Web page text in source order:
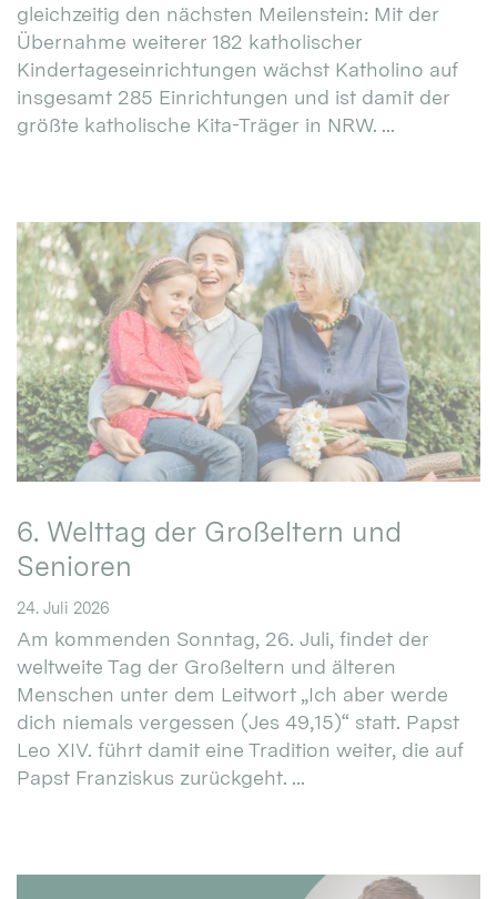
gleichzeitig den nächsten Meilenstein: Mit der
Übernahme weiterer 182 katholischer
Kindertageseinrichtungen wächst Katholino auf
insgesamt 285 Einrichtungen und ist damit der
größte katholische Kita-Träger in NRW. ...
6. Welttag der Großeltern und
Senioren
24. Juli 2026
Am kommenden Sonntag, 26. Juli, findet der
weltweite Tag der Großeltern und älteren
Menschen unter dem Leitwort „Ich aber werde
dich niemals vergessen (Jes 49,15)“ statt. Papst
Leo XIV. führt damit eine Tradition weiter, die auf
Papst Franziskus zurückgeht. ...